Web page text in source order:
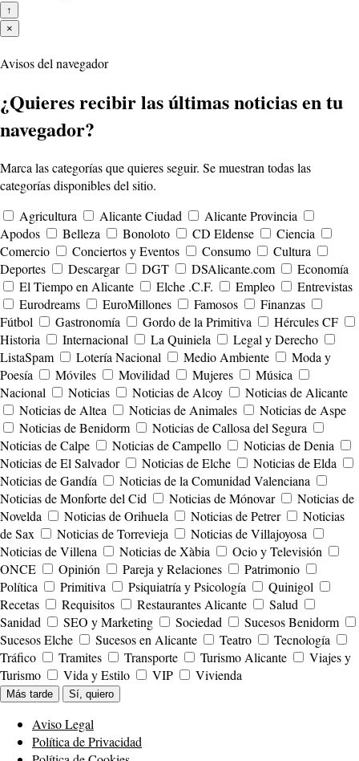
↑
×
Avisos del navegador
¿Quieres recibir las últimas noticias en tu
navegador?
Marca las categorías que quieres seguir. Se muestran todas las
categorías disponibles del sitio.
Agricultura
Alicante Ciudad
Alicante Provincia
Apodos
Belleza Bonoloto CD Eldense
Ciencia
Comercio
Conciertos y Eventos Consumo
Cultura
Deportes
Descargar DGT DSAlicante.com
Economía
El Tiempo en Alicante
Elche .C.F. Empleo
Entrevistas
Eurodreams
EuroMillones Famosos
Finanzas
Fútbol
Gastronomía Gordo de la Primitiva
Hércules CF
Historia
Internacional La Quiniela
Legal y Derecho
ListaSpam
Lotería Nacional Medio Ambiente
Moda y
Poesía
Móviles Movilidad Mujeres
Música
Nacional
Noticias Noticias de Alcoy
Noticias de Alicante
Noticias de Altea
Noticias de Animales
Noticias de Aspe
Noticias de Benidorm
Noticias de Callosa del Segura
Noticias de Calpe
Noticias de Campello
Noticias de Denia
Noticias de El Salvador
Noticias de Elche
Noticias de Elda
Noticias de Gandía
Noticias de la Comunidad Valenciana
Noticias de Monforte del Cid
Noticias de Mónovar
Noticias de
Novelda
Noticias de Orihuela Noticias de Petrer
Noticias
de Sax
Noticias de Torrevieja
Noticias de Villajoyosa
Noticias de Villena
Noticias de Xàbia
Ocio y Televisión
ONCE
Opinión Pareja y Relaciones
Patrimonio
Política
Primitiva Psiquiatría y Psicología
Quinigol
Recetas
Requisitos Restaurantes Alicante
Salud
Sanidad
SEO y Marketing Sociedad
Sucesos Benidorm
Sucesos Elche
Sucesos en Alicante Teatro
Tecnología
Tráfico
Tramites Transporte Turismo Alicante
Viajes y
Turismo
Vida y Estilo VIP Vivienda
Más tarde Sí, quiero
Aviso Legal
Política de Privacidad